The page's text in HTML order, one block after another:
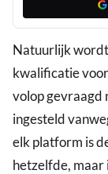
Natuurlijk wordt
kwalificatie
volop gevraagd
ingesteld
elk platform is
hetzelfde, maar